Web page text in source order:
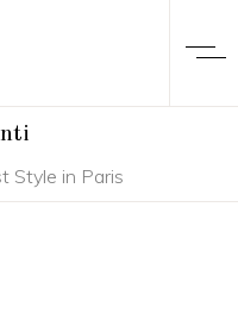
Style in Paris